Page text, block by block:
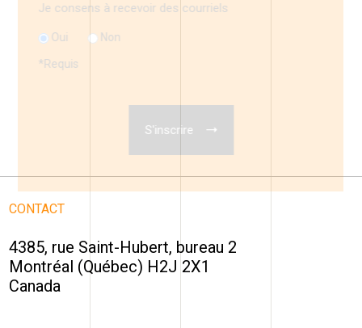
CONTACT
4385, rue Saint-Hubert, bureau 2
Montréal (Québec) H2J 2X1
Canada
Je consens à recevoir des courriels
Oui Non
* Requis